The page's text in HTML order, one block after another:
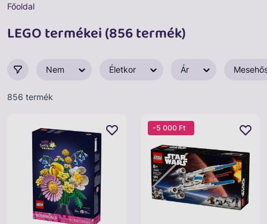
Főoldal
LEGO termékei (856 termék)
Nem Életkor Ár
856 termék
-5 000 Ft